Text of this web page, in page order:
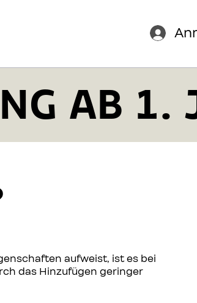
aufweist, ist es bei
das Hinzufügen geringer
AB